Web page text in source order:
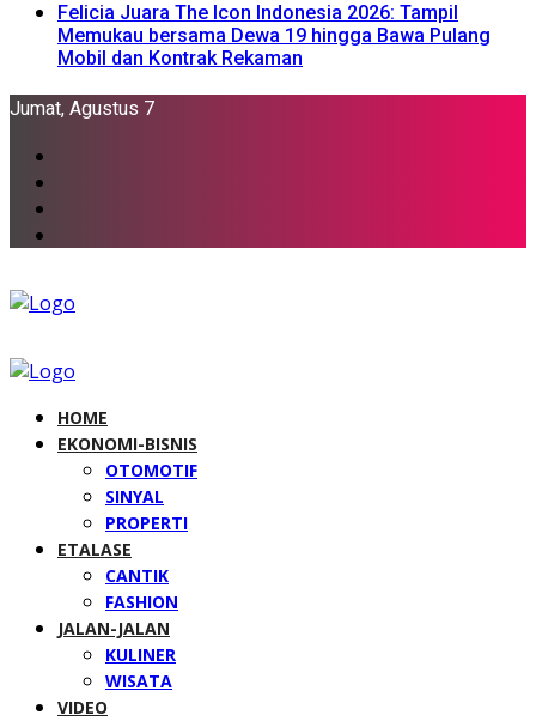
Felicia Juara The Icon Indonesia 2026: Tampil
Memukau bersama Dewa 19 hingga Bawa Pulang
Mobil dan Kontrak Rekaman
Jumat, Agustus 7
HOME
EKONOMI-BISNIS
OTOMOTIF
SINYAL
PROPERTI
ETALASE
CANTIK
FASHION
JALAN-JALAN
KULINER
WISATA
VIDEO